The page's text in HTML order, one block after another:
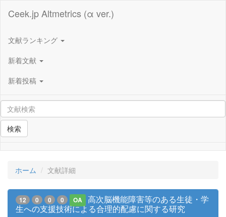
Ceek.jp Altmetrics (α ver.)
文献ランキング
新着文献
新着投稿
検索
ホーム 文献詳細
12 0 0 0 OA
高次脳機能障害等のある生徒・学
生への支援技術による合理的配慮に関する研究